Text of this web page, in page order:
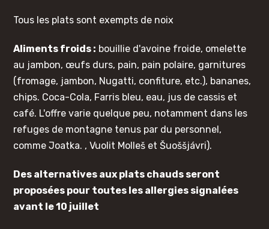
Tous les plats sont exempts de noix
Aliments froids : bouillie d'avoine froide, omelette
au jambon, œufs durs, pain, pain polaire, garnitures
(fromage, jambon, Nugatti, confiture, etc.), bananes,
chips. Coca-Cola, Farris bleu, eau, jus de cassis et
café. L'offre varie quelque peu, notamment dans les
refuges de montagne tenus par du personnel,
comme Joatka. , Vuolit Molleš etŠuoššjávri).
Des alternatives aux plats chauds seront
proposées pour toutes les allergies signalées
avant le 10 juillet